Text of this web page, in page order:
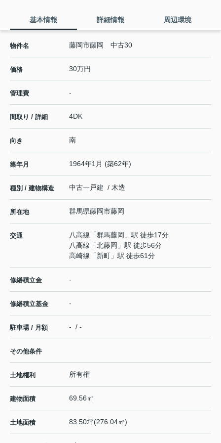
基本情報 詳細情報 周辺環境
物件名 藤岡市藤岡 中古30
価格 30万円
管理費 -
間取り / 詳細 4DK
向き 南
築年月 1964年1月 (築62年)
種別 / 建物構造 中古一戸建 / 木造
所在地 群馬県藤岡市藤岡
交通 八高線 「群馬藤岡 」駅 徒歩17分
八高線 「北藤岡 」駅 徒歩56分
高崎線 「新町 」駅 徒歩61分
修繕積立金 -
修繕積立基金 -
駐車場 / 月額 - / -
その他条件
土地権利 所有権
建物面積 69.56㎡
土地面積 83.50坪(276.04㎡)